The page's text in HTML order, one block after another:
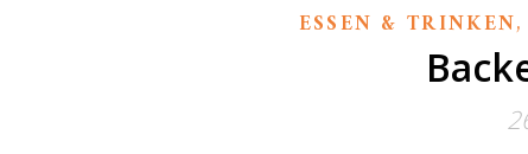
ESSEN & TRINKEN